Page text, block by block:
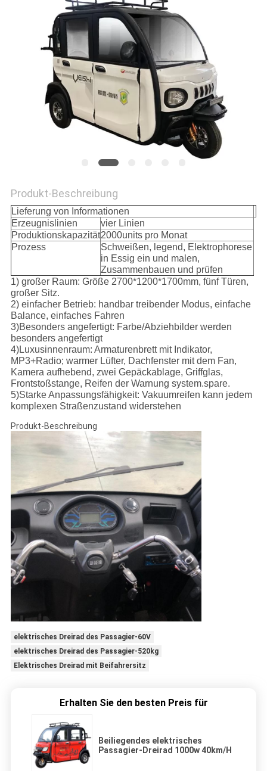
VERBINDUNG
NACHRICHTEN
FORDERN
SITEMAP
PRIVACY
POLICY
Produkt-Beschreibung
Lieferung von Informationen
Erzeugnislinien
vier Linien
Produktionskapazität2000units pro Monat
Prozess
Schweißen, legend, Elektrophorese
in Essig ein und malen,
Zusammenbauen und prüfen
1) großer Raum: Größe 2700*1200*1700mm, fünf Türen,
großer Sitz.
2) einfacher Betrieb: handbar treibender Modus, einfache
Balance, einfaches Fahren
3)Besonders angefertigt: Farbe/Abziehbilder werden
besonders angefertigt
4)Luxusinnenraum: Armaturenbrett mit Indikator,
MP3+Radio; warmer Lüfter, Dachfenster mit dem Fan,
Kamera aufhebend, zwei Gepäckablage, Griffglas,
Frontstoßstange, Reifen der Warnung system.spare.
5)Starke Anpassungsfähigkeit: Vakuumreifen kann jedem
komplexen Straßenzustand widerstehen
Produkt-Beschreibung
elektrisches Dreirad des Passagier-60V
elektrisches Dreirad des Passagier-520kg
Elektrisches Dreirad mit Beifahrersitz
Erhalten Sie den besten Preis für
Beiliegendes elektrisches
Passagier-Dreirad 1000w 40km/H